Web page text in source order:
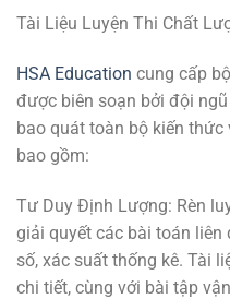
Tài Liệu Luyện Thi Chất
HSA Education cung cấp
được biên soạn bởi đội
bao quát toàn bộ kiến
bao gồm:
Tư Duy Định Lượng: Rèn
giải quyết các bài toán liên
số, xác suất thống kê. Tài
chi tiết, cùng với bài tập